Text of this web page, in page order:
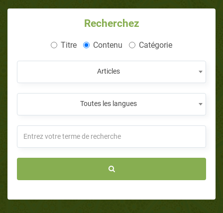
Recherchez
Titre Contenu Catégorie
Articles
Toutes les langues